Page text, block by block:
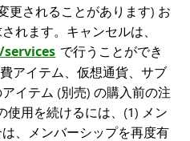
更されることがあります) お
れます。キャンセルは、
で行うことができ
アイテム、仮想通貨、サブ
イテム (別売) の購入前の注
使用を続けるには、(1) メン
、メンバーシップを再度有